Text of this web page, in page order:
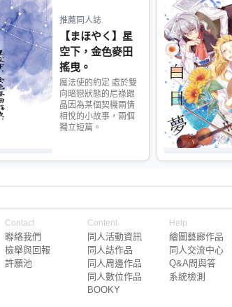
推薦同人誌
【まほやく】星
空下，金色麥田
搖曳。
魔法使的約定 處於雙
向暗戀狀態的尼祿跟
晶因為某個契機兩情
相悅的小故事，兩個
獨立短篇。
Contact
聯絡我們
檢舉與回報
許願池
Content
同人活動資訊
同人誌作品
同人周邊作品
同人數位作品
BOOKY
Help
繪圖藝廊作品
同人交流中心
Q&A問與答
系統檢測